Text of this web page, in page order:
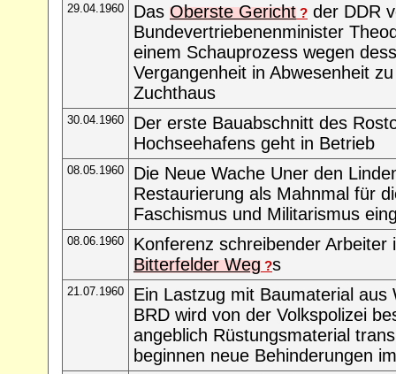
29.04.1960 Das Oberste Gericht ? der DDR
Bundevertriebenenminister
einem Schauprozess wegen
Vergangenheit in Abwesenheit
Zuchthaus
30.04.1960
Der erste Bauabschnitt des
Hochseehafens geht in Betrieb
08.05.1960
Die Neue Wache Uner den
Restaurierung als Mahnmal für
Faschismus und Militarismus
08.06.1960
Konferenz schreibender Arbeiter
Bitterfelder Weg ?s
21.07.1960
Ein Lastzug mit Baumaterial aus
BRD wird von der Volkspolizei
angeblich Rüstungsmaterial
beginnen neue Behinderungen